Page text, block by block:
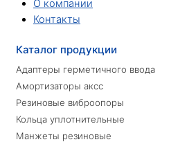
О компании
Контакты
Каталог продукции
Адаптеры герметичного ввода
Амортизаторы аксс
Резиновые виброопоры
Кольца уплотнительные
Манжеты резиновые